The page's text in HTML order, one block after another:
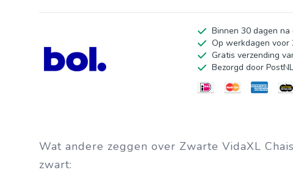
Binnen 30 dagen
Op werkdagen voor
Gratis verzending
Bezorgd door PostNL
Wat andere zeggen over Zwarte VidaXL
zwart: